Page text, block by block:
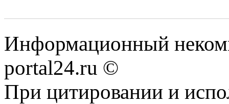
Информационный
portal24.ru ©
При цитировании и